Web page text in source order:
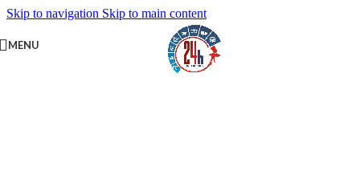
Skip to navigation Skip to main content
MENU